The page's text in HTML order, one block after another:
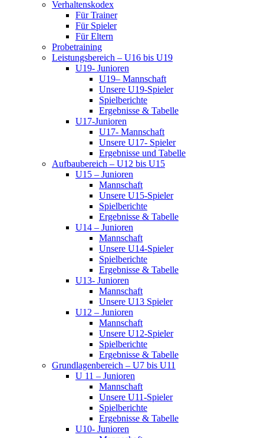
Verhaltenskodex
Für Trainer
Für Spieler
Für Eltern
Probetraining
Leistungsbereich – U16 bis U19
U19- Junioren
U19– Mannschaft
Unsere U19-Spieler
Spielberichte
Ergebnisse & Tabelle
U17-Junioren
U17- Mannschaft
Unsere U17- Spieler
Ergebnisse und Tabelle
Aufbaubereich – U12 bis U15
U15 – Junioren
Mannschaft
Unsere U15-Spieler
Spielberichte
Ergebnisse & Tabelle
U14 – Junioren
Mannschaft
Unsere U14-Spieler
Spielberichte
Ergebnisse & Tabelle
U13- Junioren
Mannschaft
Unsere U13 Spieler
U12 – Junioren
Mannschaft
Unsere U12-Spieler
Spielberichte
Ergebnisse & Tabelle
Grundlagenbereich – U7 bis U11
U 11 – Junioren
Mannschaft
Unsere U11-Spieler
Spielberichte
Ergebnisse & Tabelle
U10- Junioren